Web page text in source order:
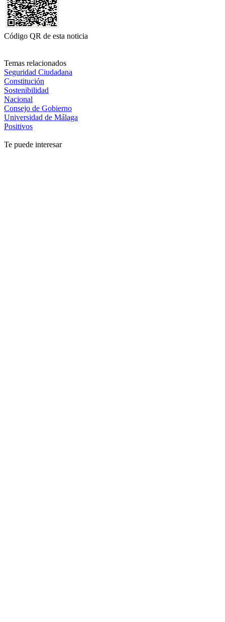
Código QR de esta noticia
Temas relacionados
Seguridad Ciudadana
Constitución
Sostenibilidad
Nacional
Consejo de Gobierno
Universidad de Málaga
Positivos
Te puede interesar